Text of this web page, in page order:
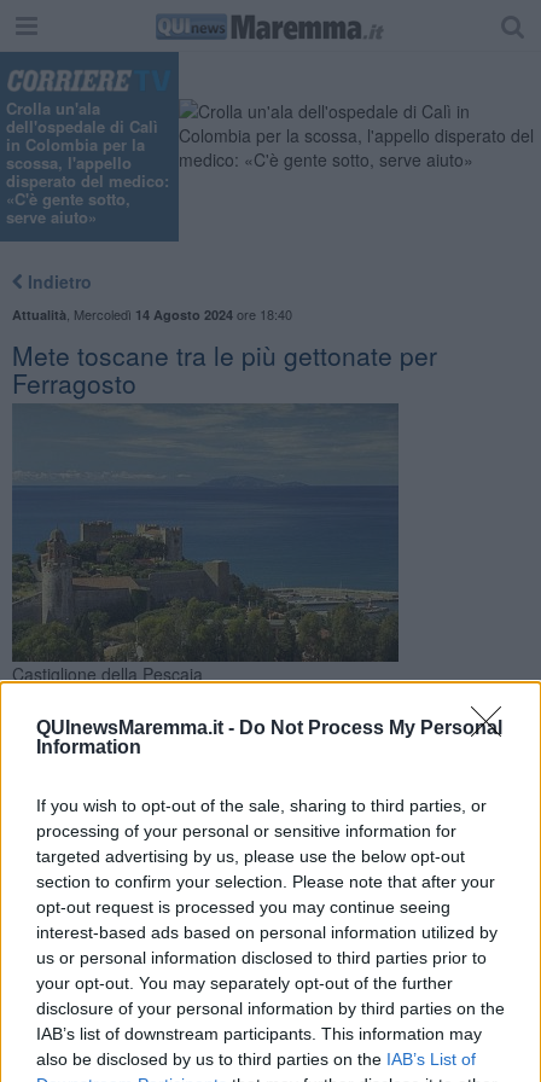
QUInewsMaremma.it - Do Not Process My Personal
Information
If you wish to opt-out of the sale, sharing to third parties, or
processing of your personal or sensitive information for
targeted advertising by us, please use the below opt-out
section to confirm your selection. Please note that after your
opt-out request is processed you may continue seeing
interest-based ads based on personal information utilized by
us or personal information disclosed to third parties prior to
your opt-out. You may separately opt-out of the further
disclosure of your personal information by third parties on the
IAB’s list of downstream participants. This information may
also be disclosed by us to third parties on the IAB’s List of
Crolla un'ala
dell'ospedale di Calì
in Colombia per la
scossa, l'appello
disperato del medico:
«C'è gente sotto,
serve aiuto»
Indietro
Attualità Mercoledì 14 Agosto 2024ore 18:40
Mete toscane tra le più gettonate per
Ferragosto
Castiglione della Pescaia
Follonica, Castiglione della Pescaia, Viareggio, San Vincenzo
e Grosseto nella top 50 delle destinazioni scelte per il ponte
TOSCANA —Ci sono anche 5 mete toscane tra quelle più
gettonate per il ponte di Ferragosto. E' quanto emerge dalla
classifica delle 50 destinazioni preferite dagli italiani, stilata dal
portale di prenotazione di case e vacanze Holidu,
confrontando prezzi e numero medio di persone per ciascuna
destinazione.
La Sardegna stacca tutte le regioni e conferma il suo primato con
ben 10 destinazioni nella classifica, di cui 3 tra le prime dieci.